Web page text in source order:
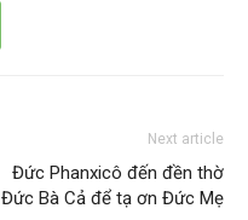
Next article
Đức Phanxicô đến đền thờ
Đức Bà Cả để tạ ơn Đức Mẹ